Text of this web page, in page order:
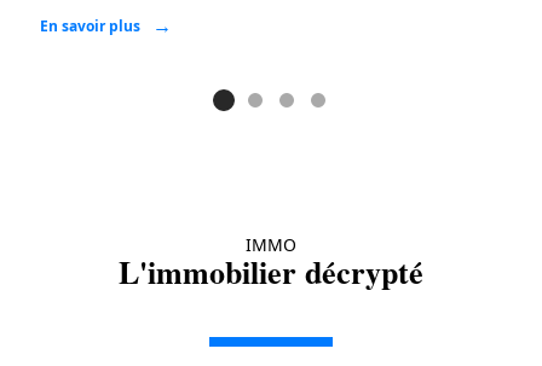
En savoir plus
IMMO
L'immobilier décrypté